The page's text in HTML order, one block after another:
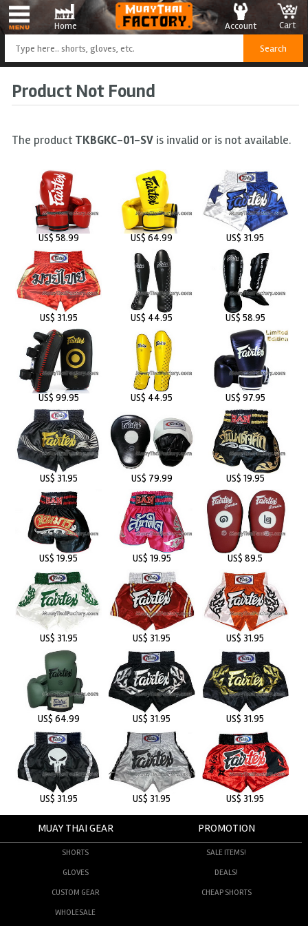
Home Cart
Account
Product Not Found
The product TKBGKC-01-SV is invalid or is not available.
US$ 58.99 US$ 64.99 US$ 31.95
US$ 31.95 US$ 44.95 US$ 58.95
US$ 99.95 US$ 44.95 US$ 97.95
US$ 31.95 US$ 79.99 US$ 19.95
US$ 19.95 US$ 19.95 US$ 89.5
US$ 31.95 US$ 31.95 US$ 31.95
US$ 64.99 US$ 31.95 US$ 31.95
US$ 31.95 US$ 31.95 US$ 31.95
MUAY THAI GEAR
SHORTS
GLOVES
CUSTOM GEAR
WHOLESALE
PROMOTION
SALE ITEMS!
DEALS!
CHEAP SHORTS